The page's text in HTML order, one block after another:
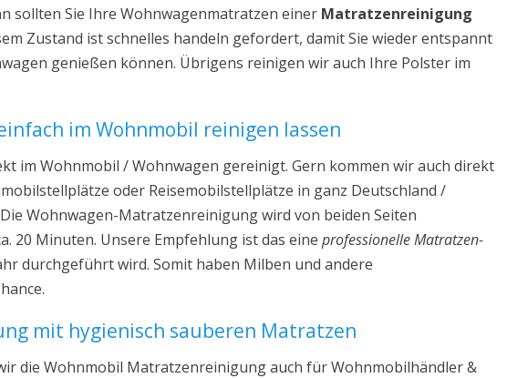
sollten Sie Ihre Wohnwagenmatratzen einer Matratzenreinigung
Zustand ist schnelles handeln gefordert, damit Sie wieder entspannt
genießen können. Übrigens reinigen wir auch Ihre Polster im
im Wohnmobil reinigen lassen
im Wohnmobil / Wohnwagen gereinigt. Gern kommen wir auch direkt
oder Reisemobilstellplätze in ganz Deutschland /
Wohnwagen-Matratzenreinigung wird von beiden Seiten
20 Minuten. Unsere Empfehlung ist das eineprofessionelle Matratzen-
durchgeführt wird. Somit haben Milben und andere
mit hygienisch sauberen Matratzen
die Wohnmobil Matratzenreinigung auch für Wohnmobilhändler &